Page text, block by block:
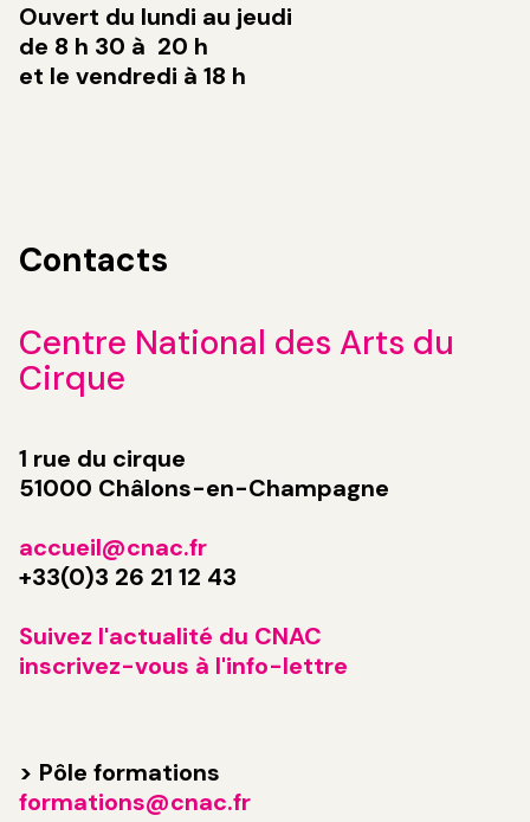
Ouvert du lundi au jeudi
de 8 h 30 à 20 h
et le vendredi à 18 h
Contacts
Centre National des Arts du
Cirque
1 rue du cirque
51000 Châlons-en-Champagne
accueil@cnac.fr
+33(0)3 26 21 12 43
Suivez l'actualité du CNAC
inscrivez-vous à l'info-lettre
> Pôle formations
formations@cnac.fr